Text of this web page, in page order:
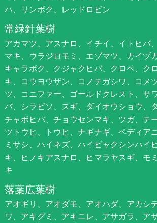
ハ、リンボク、レッドロビン
常緑針葉樹
アカマツ、アスナロ、イチイ、イトヒバ
マキ、ウラジロモミ、エゾマツ、カイヅ
キャラボク、クジャクヒバ、クロベ、ク
キ、コウヨウザン、コノテガシワ、コメ
ツ、コニファー、ゴールドクレスト、サ
バ、シラビソ、スギ、ダイオウショウ、
チャボヒバ、チョウセンマキ、ツガ、テ
ツトウヒ、トウヒ、ナギナギ、ペディア
ミサシ、ハイネズ、ハイビャクシンハイ
キ、ヒノキアスナロ、ヒマラヤスギ、モ
キ
落葉広葉樹
アオギリ、アオダモ、アオハダ、アカシ
ワ、アキグミ、アキニレ、アサガラ、ア